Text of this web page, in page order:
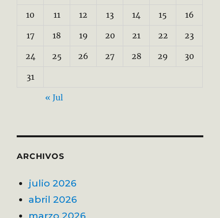
10 11 12 13 14 15 16
17 18 19 20 21 22 23
24 25 26 27 28 29 30
31
« Jul
ARCHIVOS
julio 2026
abril 2026
marzo 2026